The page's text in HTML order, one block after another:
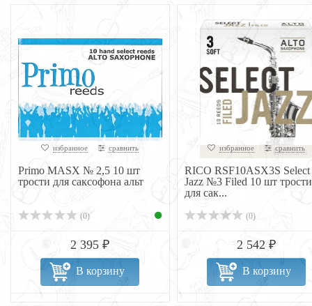
избранное сравнить
Primo MASX № 2,5 10 шт
трости для саксофона альт
(0)
2 395 ₽
В корзину
избранное сравнить
RICO RSF10ASX3S Select
Jazz №3 Filed 10 шт трости
для сак...
(0)
2 542 ₽
В корзину